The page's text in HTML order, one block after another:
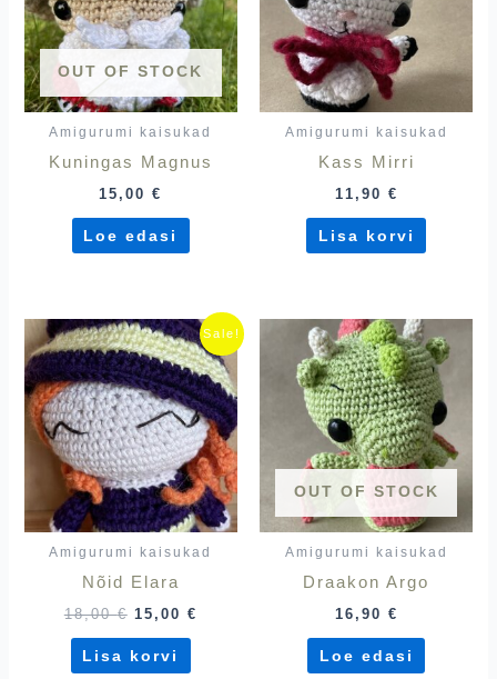
OUT OF STOCK
Amigurumi kaisukad
Kuningas Magnus
15,00€
Loe edasi
Amigurumi kaisukad
Kass Mirri
11,90 €
Lisa korvi
Sale!
Amigurumi kaisukad
Nõid Elara
18,00€
Algne
hind
oli:
18,00 €.
15,00 €
Praegune
hind
on:
15,00 €.
Lisa korvi
OUT OF STOCK
Amigurumi kaisukad
Draakon Argo
16,90 €
Loe edasi